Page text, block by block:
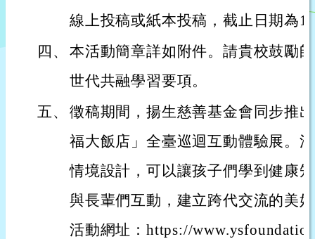
線上投稿或紙本投稿，截止日期為
四、 本活動簡章詳如附件。請貴校鼓勵
世代共融學習要項。
五、 徵稿期間，揚生慈善基金會同步推
福大飯店」全臺巡迴互動體驗展。
情境設計，可以讓孩子們學到健康
與長輩們互動，建立跨代交流的美
活動網址：https://